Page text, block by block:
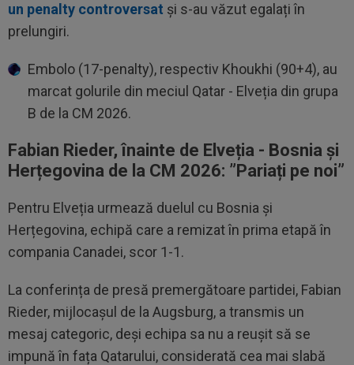
un penalty controversat și s-au văzut egalați în
prelungiri.
Embolo (17-penalty), respectiv Khoukhi (90+4), au
marcat golurile din meciul Qatar - Elveția din grupa
B de la CM 2026.
Fabian Rieder, înainte de Elveția - Bosnia și
Herțegovina de la CM 2026: ”Pariați pe noi”
Pentru Elveția urmează duelul cu Bosnia și
Herțegovina, echipă care a remizat în prima etapă în
compania Canadei, scor 1-1.
La conferința de presă premergătoare partidei, Fabian
Rieder, mijlocașul de la Augsburg, a transmis un
mesaj categoric, deși echipa sa nu a reușit să se
impună în fața Qatarului, considerată cea mai slabă